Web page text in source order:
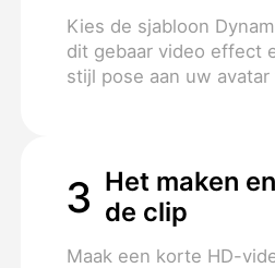
Kies de sjabloon
dit gebaar video effect
stijl pose aan uw
3 Het maken
de clip
Maak een korte HD-